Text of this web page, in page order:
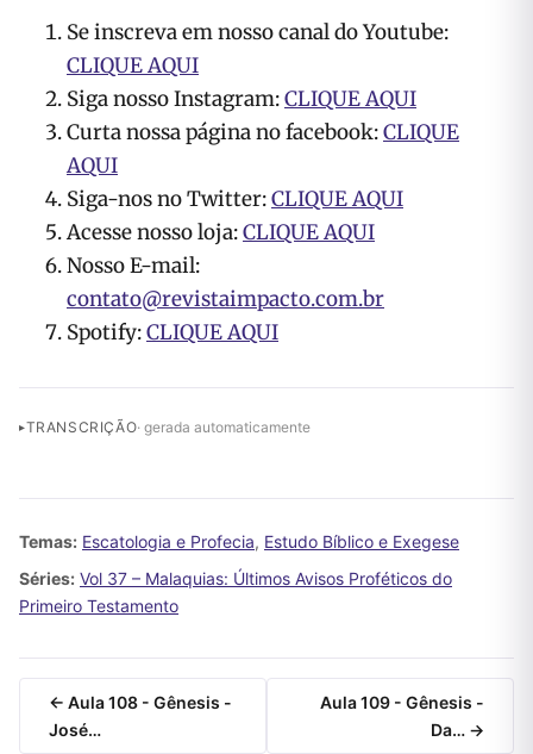
Se inscreva em nosso canal do Youtube:
CLIQUE AQUI
Siga nosso Instagram:CLIQUE AQUI
Curta nossa página no facebook:CLIQUE
AQUI
Siga-nos no Twitter:CLIQUE AQUI
Acesse nosso loja:CLIQUE AQUI
Nosso E-mail:
contato@revistaimpacto.com.br
Spotify:CLIQUE AQUI
TRANSCRIÇÃO· gerada automaticamente
Temas: Escatologia e Profecia, Estudo Bíblico e Exegese
Séries: Vol 37 – Malaquias: Últimos Avisos Proféticos do
Primeiro Testamento
← Aula 108 - Gênesis -
José…
Aula 109 - Gênesis -
Da… →